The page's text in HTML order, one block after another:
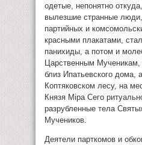
одетые, непонятно
вылезшие странные
партийных и
красными плакатами,
панихиды, а потом и
Царственным Мученикам,
близ Ипатьевского дома,
Коптяковском лесу, на
Князя Мiра Сего
разрубленные тела
Мучеников.
Деятели парткомов и